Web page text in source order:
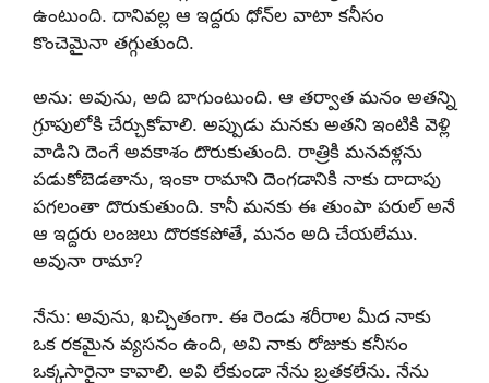
ఉంటుంది. దానివల్ల ఆ ఇద్దరు ధోన్‌ల వాటా కనీసం
కొంచెమైనా తగ్గుతుంది.
అను: అవును, అది బాగుంటుంది. ఆ తర్వాత మనం అతన్ని
గ్రూపులోకి చేర్చుకోవాలి. అప్పుడు మనకు అతని ఇంటికి వెళ్లి
వాడిని దెంగే అవకాశం దొరుకుతుంది. రాత్రికి మనవళ్లను
పడుకోబెడతాను, ఇంకా రామాని దెంగడానికి నాకు దాదాపు
పగలంతా దొరుకుతుంది. కానీ మనకు ఈ తుంపా పరుల్ అనే
ఆ ఇద్దరు లంజలు దొరకకపోతే, మనం అది చేయలేము.
అవునా రామా?
నేను: అవును, ఖచ్చితంగా. ఈ రెండు శరీరాల మీద నాకు
ఒక రకమైన వ్యసనం ఉంది, అవి నాకు రోజుకు కనీసం
ఒక్కసారైనా కావాలి. అవి లేకుండా నేను బ్రతకలేను. నేను